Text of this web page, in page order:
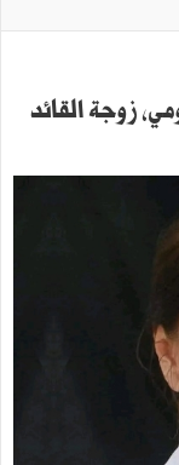
زوجة القائد